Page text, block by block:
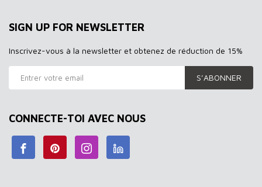
SIGN UP FOR NEWSLETTER
Inscrivez-vous à la newsletter et obtenez de réduction de 15%
S’ABONNER
CONNECTE-TOI AVEC NOUS